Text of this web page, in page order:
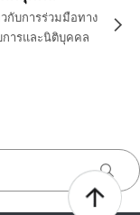
กับการร่วมมือทาง
ารและนิติบุคคล